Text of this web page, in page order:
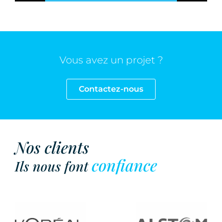
Vous avez un projet ?
Contactez-nous
Nos clients
Ils nous fontconfiance